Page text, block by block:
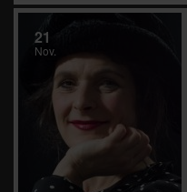
21
Nov.